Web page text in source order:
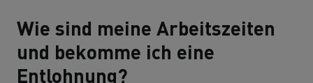
Wie sind meine Arbeitszeiten
und bekomme ich eine
Entlohnung?